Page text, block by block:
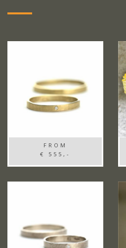
FROM
€ 555,-